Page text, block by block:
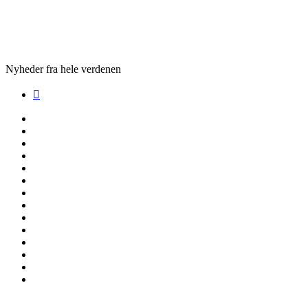
Nyheder fra hele verdenen